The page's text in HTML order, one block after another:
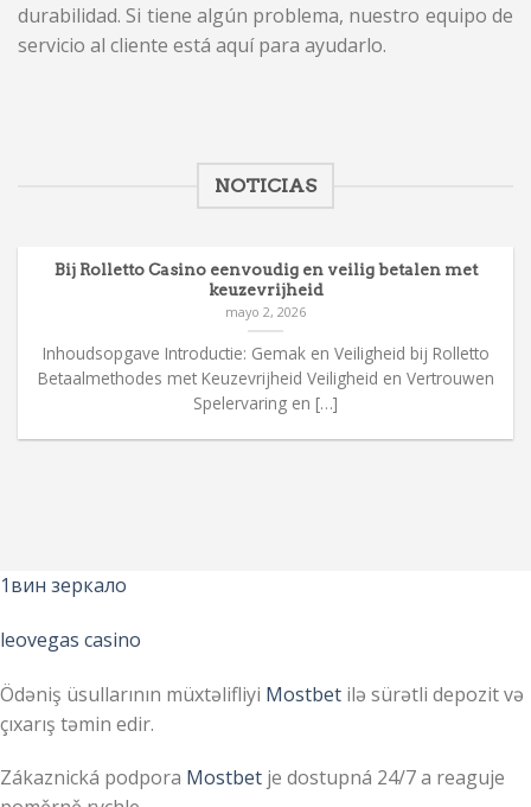
durabilidad. Si tiene algún problema, nuestro equipo de
servicio al cliente está aquí para ayudarlo.
NOTICIAS
Bij Rolletto Casino eenvoudig en veilig betalen met
keuzevrijheid
mayo 2, 2026
Inhoudsopgave Introductie: Gemak en Veiligheid bij Rolletto
Betaalmethodes met Keuzevrijheid Veiligheid en Vertrouwen
Spelervaring en […]
1вин зеркало
leovegas casino
Ödəniş üsullarının müxtəlifliyi Mostbet ilə sürətli depozit və
çıxarış təmin edir.
Zákaznická podpora Mostbet je dostupná 24/7 a reaguje